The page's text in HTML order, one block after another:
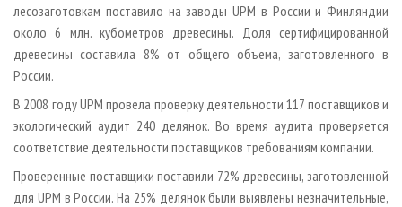
лесозаготовкам поставило на заводы UPM в России и Финляндии
около 6 млн. кубометров древесины. Доля сертифицированной
древесины составила 8% от общего объема, заготовленного в
России.
В 2008 году UPM провела проверку деятельности 117 поставщиков и
экологический аудит 240 делянок. Во время аудита проверяется
соответствие деятельности поставщиков требованиям компании.
Проверенные поставщики поставили 72% древесины, заготовленной
для UPM в России. На 25% делянок были выявлены незначительные,